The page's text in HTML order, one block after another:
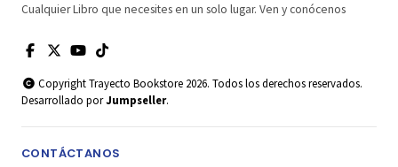
Cualquier Libro que necesites en un solo lugar. Ven y conócenos
Copyright Trayecto Bookstore 2026. Todos los derechos reservados.
Desarrollado porJumpseller.
CONTÁCTANOS